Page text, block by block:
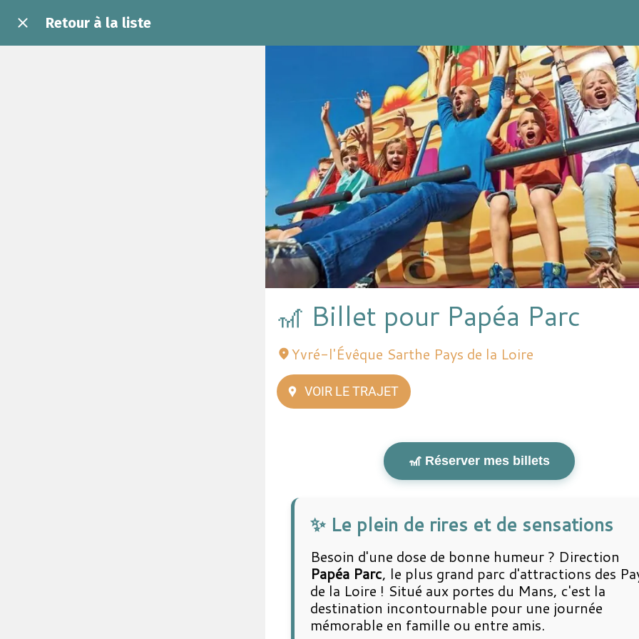
Retour à la liste
🎢 Billet pour Papéa Parc
Yvré-l'Évêque Sarthe Pays de la Loire
VOIR LE TRAJET
🎢 Réserver mes billets
✨ Le plein de rires et de sensations
Besoin d'une dose de bonne humeur ? Direction
Papéa Parc, le plus grand parc d'attractions des
de la Loire ! Situé aux portes du Mans, c'est la
destination incontournable pour une journée
mémorable en famille ou entre amis.